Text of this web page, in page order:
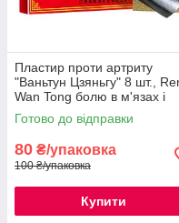
Пластир проти артриту
"Ваньтун Цзяньгу" 8 шт.,
Wan Tong болю в м'язах і
кістках
Готово до відправки
80 ₴/упаковка
100 ₴/упаковка
Купити